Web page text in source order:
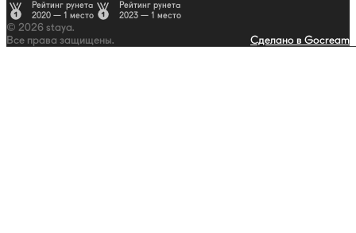
Рейтинг рунета
2020 — 1 место
Рейтинг рунета
2023 — 1 место
© 2026 staya.
Все права защищены.
Сделано в Gocream